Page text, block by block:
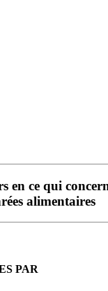
ce qui
alimentaires
PAR